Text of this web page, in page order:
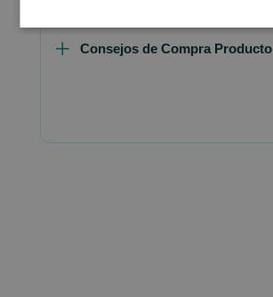
Consejos de Compra Producto